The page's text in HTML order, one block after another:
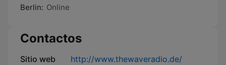
Berlin: Online
Contactos
Sitio web http://www.thewaveradio.de/